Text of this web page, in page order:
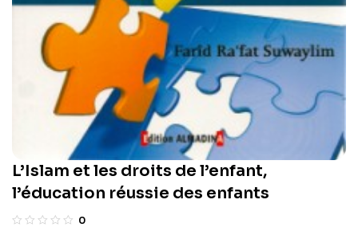
L’Islam et les droits de l’enfant,
l’éducation réussie des enfants
0